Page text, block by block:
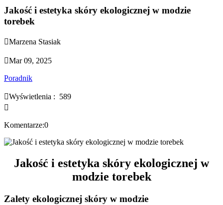
Jakość i estetyka skóry ekologicznej w modzie
torebek
Marzena Stasiak
Mar 09, 2025
Poradnik
Wyświetlenia : 589

Komentarze:0
Jakość i estetyka skóry ekologicznej w
modzie torebek
Zalety ekologicznej skóry w modzie